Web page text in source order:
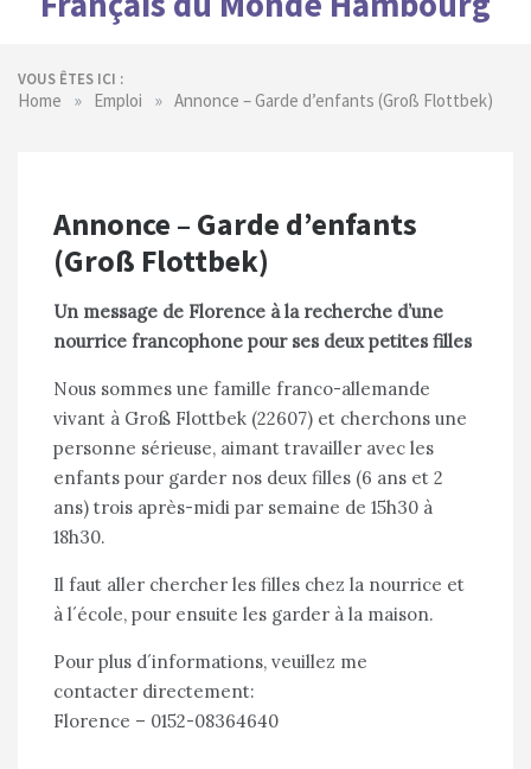
VOUS ÊTES ICI :
Home » Emploi » Annonce – Garde d’enfants (Groß Flottbek)
Annonce – Garde d’enfants
(Groß Flottbek)
Un message de Florence à la recherche d’une
nourrice francophone pour ses deux petites filles
Nous sommes une famille franco-allemande
vivant à Groß Flottbek (22607) et cherchons une
personne sérieuse, aimant travailler avec les
enfants pour garder nos deux filles (6 ans et 2
ans) trois après-midi par semaine de 15h30 à
18h30.
Il faut aller chercher les filles chez la nourrice et
à l´école, pour ensuite les garder à la maison.
Pour plus d´informations, veuillez me
contacter directement:
Florence – 0152-08364640